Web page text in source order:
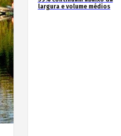
largura e volume médios